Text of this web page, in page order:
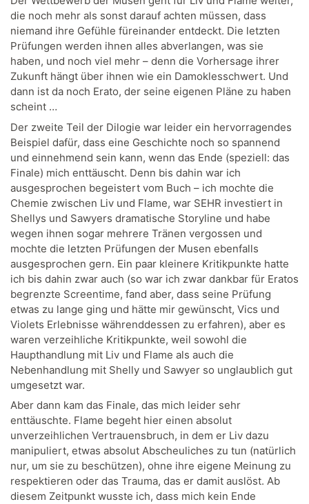
die noch mehr als sonst darauf achten müssen, dass
niemand ihre Gefühle füreinander entdeckt. Die letzten
Prüfungen werden ihnen alles abverlangen, was sie
haben, und noch viel mehr – denn die Vorhersage ihrer
Zukunft hängt über ihnen wie ein Damoklesschwert. Und
dann ist da noch Erato, der seine eigenen Pläne zu haben
scheint …
Der zweite Teil der Dilogie war leider ein hervorragendes
Beispiel dafür, dass eine Geschichte noch so spannend
und einnehmend sein kann, wenn das Ende (speziell: das
Finale) mich enttäuscht. Denn bis dahin war ich
ausgesprochen begeistert vom Buch – ich mochte die
Chemie zwischen Liv und Flame, war SEHR investiert in
Shellys und Sawyers dramatische Storyline und habe
wegen ihnen sogar mehrere Tränen vergossen und
mochte die letzten Prüfungen der Musen ebenfalls
ausgesprochen gern. Ein paar kleinere Kritikpunkte hatte
ich bis dahin zwar auch (so war ich zwar dankbar für Eratos
begrenzte Screentime, fand aber, dass seine Prüfung
etwas zu lange ging und hätte mir gewünscht, Vics und
Violets Erlebnisse währenddessen zu erfahren), aber es
waren verzeihliche Kritikpunkte, weil sowohl die
Haupthandlung mit Liv und Flame als auch die
Nebenhandlung mit Shelly und Sawyer so unglaublich gut
umgesetzt war.
Aber dann kam das Finale, das mich leider sehr
enttäuschte. Flame begeht hier einen absolut
unverzeihlichen Vertrauensbruch, in dem er Liv dazu
manipuliert, etwas absolut Abscheuliches zu tun (natürlich
nur, um sie zu beschützen), ohne ihre eigene Meinung zu
respektieren oder das Trauma, das er damit auslöst. Ab
diesem Zeitpunkt wusste ich, dass mich kein Ende